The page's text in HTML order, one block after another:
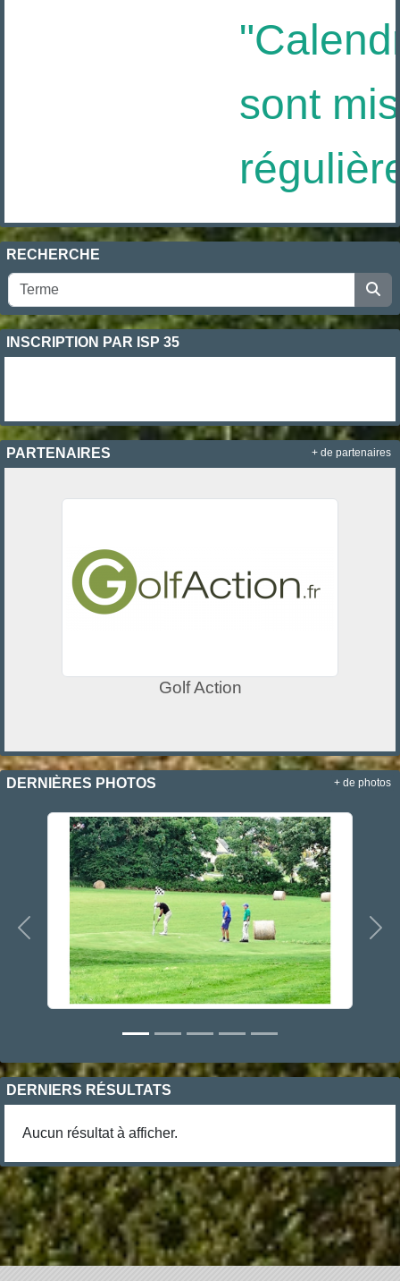
sont
RECHERCHE
INSCRIPTION PAR ISP 35
PARTENAIRES
Golf Action
+ de partenaires
DERNIÈRES PHOTOS
Précedent
+ de photos
DERNIERS RÉSULTATS
Aucun résultat à afficher.